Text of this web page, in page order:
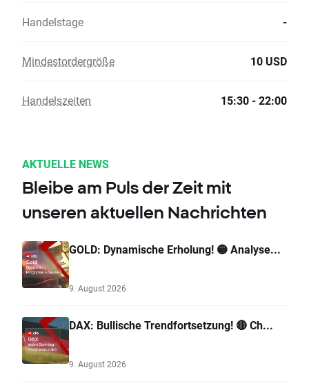
Handelstage -
Mindestordergröße 10 USD
Handelszeiten 15:30 - 22:00
AKTUELLE NEWS
Bleibe am Puls der Zeit mit
unseren aktuellen Nachrichten
GOLD: Dynamische Erholung! 🟡 Analyse...
9. August 2026
DAX: Bullische Trendfortsetzung! 🔴 Ch...
9. August 2026